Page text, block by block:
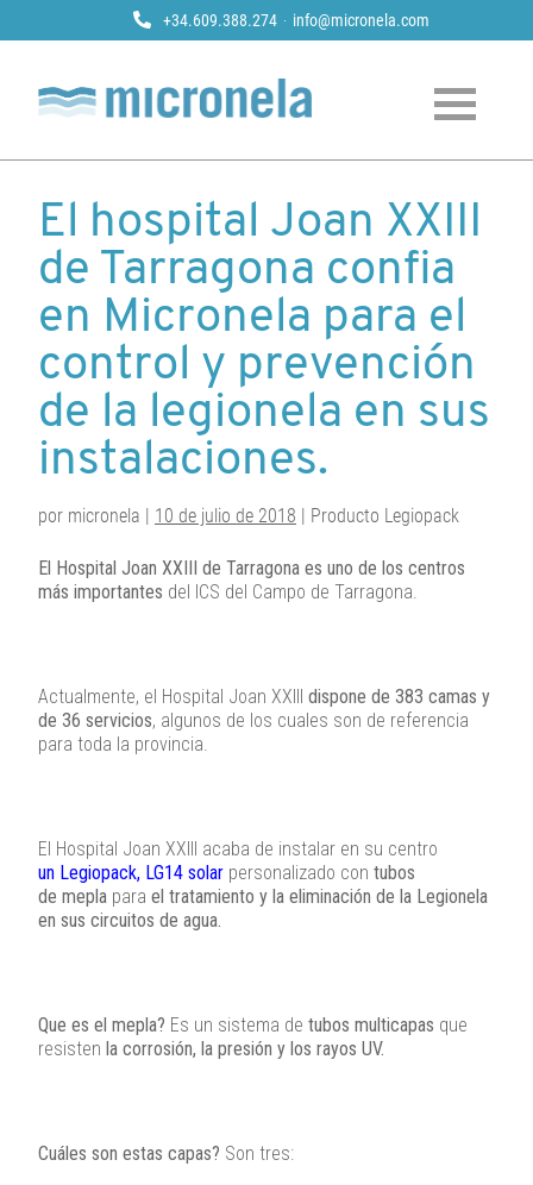
content
+34.609.388.274 info@micronela.com
El hospital Joan XXIII
de Tarragona confia
en Micronela para el
control y prevención
de la legionela en sus
instalaciones.
por micronela | 10 de julio de 2018 | Producto Legiopack
El Hospital Joan XXIII de Tarragona es uno de los centros
más importantes del ICS del Campo de Tarragona.
Actualmente, el Hospital Joan XXIII dispone de 383 camas y
de 36 servicios, algunos de los cuales son de referencia
para toda la provincia.
El Hospital Joan XXIII acaba de instalar en su centro
un Legiopack, LG14 solar personalizado con tubos
de mepla para el tratamiento y la eliminación de la Legionela
en sus circuitos de agua.
Que es el mepla? Es un sistema de tubos multicapas que
resisten la corrosión, la presión y los rayos UV.
Cuáles son estas capas? Son tres: